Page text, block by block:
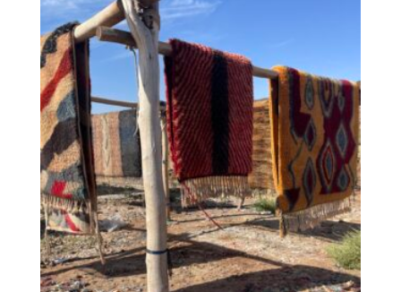
415,00€
à
790,00€